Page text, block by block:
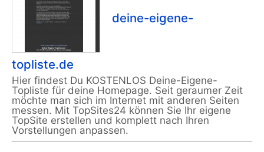
deine-eigene-
topliste.de
Hier findest Du KOSTENLOS Deine-Eigene-
Topliste für deine Homepage. Seit geraumer Zeit
möchte man sich im Internet mit anderen Seiten
messen. Mit TopSites24 können Sie Ihr eigene
TopSite erstellen und komplett nach Ihren
Vorstellungen anpassen.